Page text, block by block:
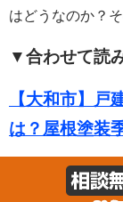
はどうなのか？
▼合わせて読
【大和市】戸
は？屋根塗装